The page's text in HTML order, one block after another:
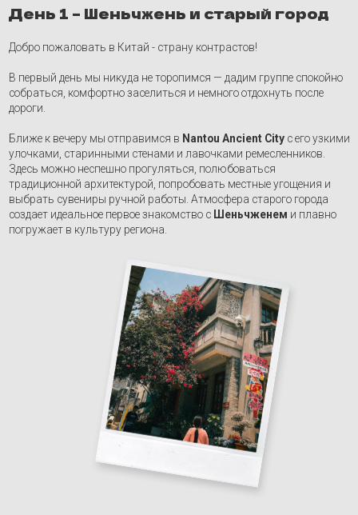
Здесь можно неспешно прогуляться, полюбоваться
традиционной архитектурой, попробовать местные угощения и
создает идеальное первое знакомство сШеньчженеми плавно
Второй день мы посвятим изучению жизни и быта народа Хакка.
鹤湖新居 (Open Air Hakka Museum)можно полностью
погрузиться в их традиционную архитектуру и этнографию.
Музей - под открытым небом, а каждый дом и улица здесь
рассказывают о жизни и ремеслах народности Хакка.
Gankeng Ke Little Town— настоящую
маленькую деревню Хакка с чайными, магазинчиками и
уютными кафе. Здесь можно гулять хоть весь день, наслаждаясь
аутентичной атмосферой, пробовать местные блюда и просто
День 2 – Полное
погружение в культуру
народа Хакка